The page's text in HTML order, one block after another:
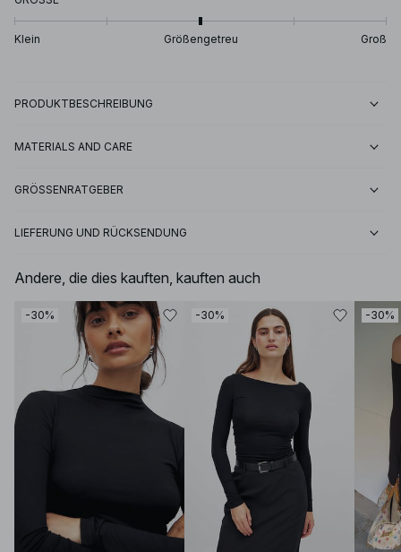
Klein Größengetreu Groß
PRODUKTBESCHREIBUNG
MATERIALS AND CARE
GRÖSSENRATGEBER
LIEFERUNG UND RÜCKSENDUNG
Andere, die dies kauften, kauften auch
-30% -30% -30%